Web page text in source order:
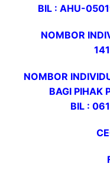
BIL : AHU-
NOMBOR
NOMBOR
BAGI PIHAK
BIL :